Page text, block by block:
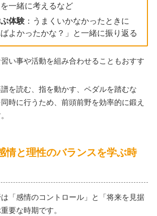
一緒に考えるなど
体験：うまくいかなかったときに
ばよかったかな？」と一緒に振り返る
い事や活動を組み合わせることもおすす
を読む、指を動かす、ペダルを踏むな
時に行うため、前頭前野を効率的に鍛え
情と理性のバランスを学ぶ時
「感情のコントロール」と「将来を見据
要な時期です。